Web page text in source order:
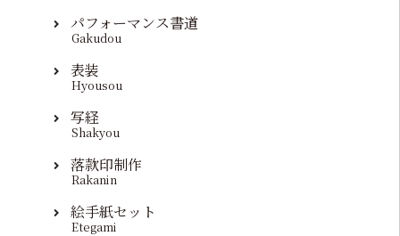
パフォーマンス書道
Gakudou
表装
Hyousou
写経
Shakyou
落款印制作
Rakanin
絵手紙セット
Etegami